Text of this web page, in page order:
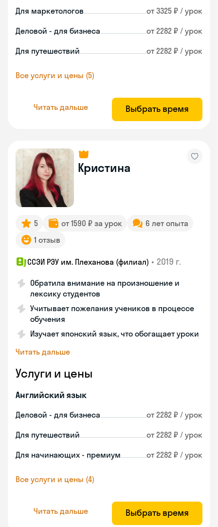
Для маркетологов от 3325 ₽ / урок
Деловой - для бизнеса от 2282 ₽ / урок
Для путешествий от 2282 ₽ / урок
Все услуги и цены (5)
Читать дальше Выбрать время
Кристина
5 от 1590 ₽ за урок
6 лет опыта
1 отзыв
ССЭИ РЭУ им. Плеханова (филиал) • 2019 г.
Обратила внимание на произношение и
лексику студентов
Учитывает пожелания учеников в процессе
обучения
Изучает японский язык, что обогащает уроки
Читать дальше
Услуги и цены
Английский язык
Деловой - для бизнеса от 2282 ₽ / урок
Для путешествий от 2282 ₽ / урок
Для начинающих - премиум от 2282 ₽ / урок
Все услуги и цены (4)
Читать дальше Выбрать время